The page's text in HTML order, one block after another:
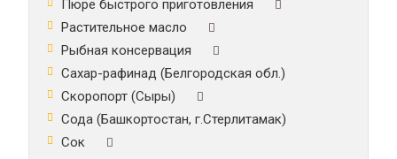
Пюре быстрого приготовления
Растительное масло
Рыбная консервация
Сахар-рафинад (Белгородская обл.)
Скоропорт (Сыры)
Сода (Башкортостан, г.Стерлитамак)
Сок